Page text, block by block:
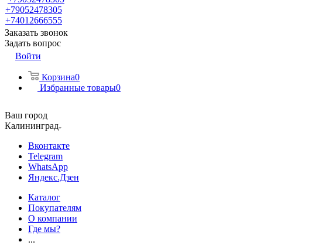
+79052478305
+74012666555
Заказать звонок
Задать вопрос
Войти
Корзина0
Избранные товары0
Ваш город
Калининград
Вконтакте
Telegram
WhatsApp
Яндекс.Дзен
Каталог
Покупателям
О компании
Где мы?
...